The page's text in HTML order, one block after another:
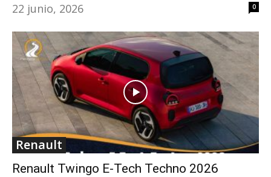
22 junio, 2026
0
Renault
Renault Twingo E-Tech Techno 2026